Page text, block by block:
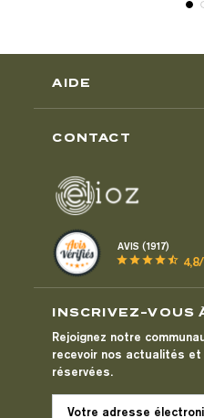
AIDE
CONTACT
AVIS (1917)
starstarstarstarstar_half
INSCRIVEZ-VOUS
Rejoignez notre
recevoir nos actualités
réservées.